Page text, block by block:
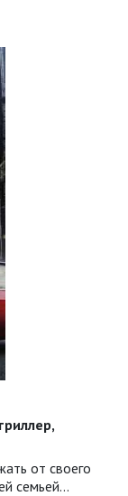
от своего
семьей...